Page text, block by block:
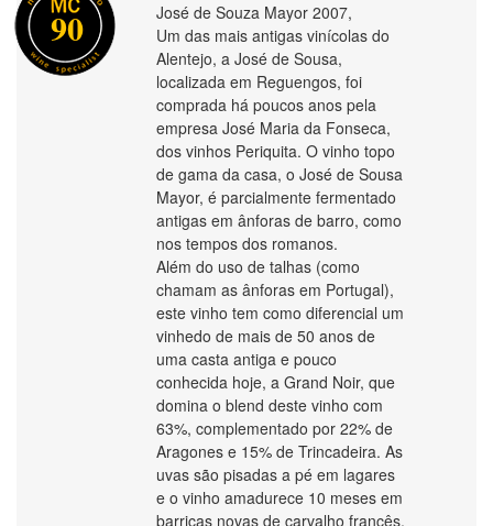
90
José de Souza Mayor 2007,
Um das mais antigas vinícolas do
Alentejo, a José de Sousa,
localizada em Reguengos, foi
comprada há poucos anos pela
empresa José Maria da Fonseca,
dos vinhos Periquita. O vinho topo
de gama da casa, o José de Sousa
Mayor, é parcialmente fermentado
antigas em ânforas de barro, como
nos tempos dos romanos.
Além do uso de talhas (como
chamam as ânforas em Portugal),
este vinho tem como diferencial um
vinhedo de mais de 50 anos de
uma casta antiga e pouco
conhecida hoje, a Grand Noir, que
domina o blend deste vinho com
63%, complementado por 22% de
Aragones e 15% de Trincadeira. As
uvas são pisadas a pé em lagares
e o vinho amadurece 10 meses em
barricas novas de carvalho francês.